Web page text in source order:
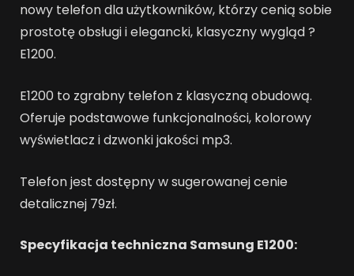
nowy telefon dla użytkowników, którzy cenią sobie
prostotę obsługi i elegancki, klasyczny wygląd ?
E1200.
E1200 to zgrabny telefon z klasyczną obudową.
Oferuje podstawowe funkcjonalności, kolorowy
wyświetlacz i dzwonki jakości mp3.
Telefon jest dostępny w sugerowanej cenie
detalicznej 79zł.
Specyfikacja techniczna Samsung E1200: